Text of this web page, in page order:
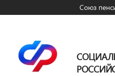
Союз